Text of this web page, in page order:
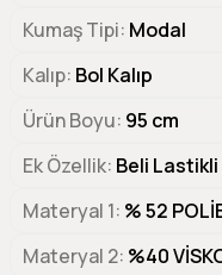
Kumaş Tipi Modal
Kalıp Bol Kalıp
Ürün Boyu 95 cm
Ek Özellik Beli Lastikli
Materyal 1 % 52
Materyal 2 %40